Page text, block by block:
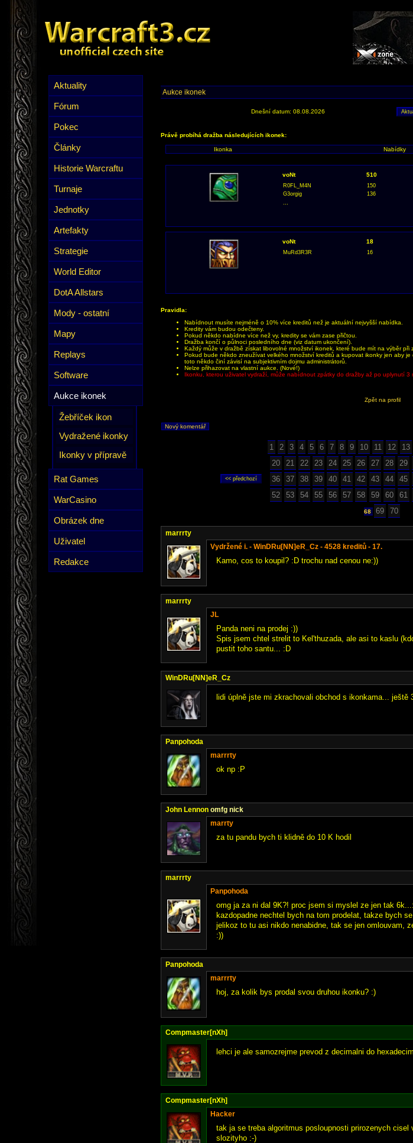
Aktuality
Fórum
Pokec
Články
Historie Warcraftu
Turnaje
Jednotky
Artefakty
Strategie
World Editor
DotA Allstars
Mody - ostatní
Mapy
Replays
Software
Aukce ikonek
Žebříček ikon
Vydražené ikonky
Ikonky v přípravě
Rat Games
WarCasino
Obrázek dne
Uživatel
Redakce
Aukce ikonek
Dnešní datum: 08.08.2026
Právě probíhá dražba následujících ikonek:
Ikonka Nabídky
voNt 510
R0FL_M4N
150
G3orgig
136
voNt 18
MuRd3R3R 16
Pravidla:
Nabídnout musíte nejméně o 10% více kreditů než je aktuální nejvyšší nabídka.
Kredity vám budou odečteny.
Pokud někdo nabídne více než vy, kredity se vám zase přičtou.
Dražba končí o půlnoci posledního dne (viz datum ukončení).
Každý může v dražbě získat libovolné množství ikonek, které bude mít na výběr při
Pokud bude někdo zneužívat velkého množství kreditů a kupovat ikonky jen aby
toto někdo činí závisí na subjektivním dojmu administrátorů.
Nelze přihazovat na vlastní aukce. (Nové!)
Ikonku, kterou uživatel vydraží, může nabídnout zpátky do dražby až po uplynutí 3
Zpět na profil
Nový komentář
1 2 3 4 5 6 7 8 9 10 11 12 13
20
21 22 23 24 25 26 27 28 29
36
37 38 39 40 41 42 43 44 45
52
53 54 55 56 57 58 59 60 61
68 69 70
marrrty
Vydržené i. - WinDRu[NN]eR_Cz - 4528 kreditů - 17.
Kamo, cos to koupil? :D trochu nad cenou ne:))
marrrty
JL
Panda neni na prodej :))
Spis jsem chtel strelit to Kel'thuzada, ale asi to kaslu
pustit toho santu... :D
WinDRu[NN]eR_Cz
lidi úplně jste mi zkrachovali obchod s ikonkama... ještě
Panpohoda
marrrty
ok np :P
John Lennon omfg nick
marrty
za tu pandu bych ti klidně do 10 K hodil
marrrty
Panpohoda
omg ja za ni dal 9K?! proc jsem si myslel ze jen tak
kazdopadne nechtel bych na tom prodelat, takze bych
jelikoz to tu asi nikdo nenabidne, tak se jen omlouvam,
:))
Panpohoda
marrrty
hoj, za kolik bys prodal svou druhou ikonku? :)
Compmaster[nXh]
lehci je ale samozrejme prevod z decimalni do
Compmaster[nXh]
Hacker
tak ja se treba algoritmus posloupnosti prirozenych
slozityho :-)